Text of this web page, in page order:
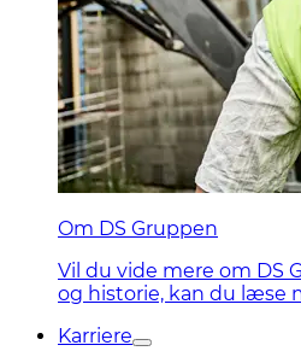
Om DS Gruppen
Vil du vide mere om DS
og historie, kan du læse
Karriere